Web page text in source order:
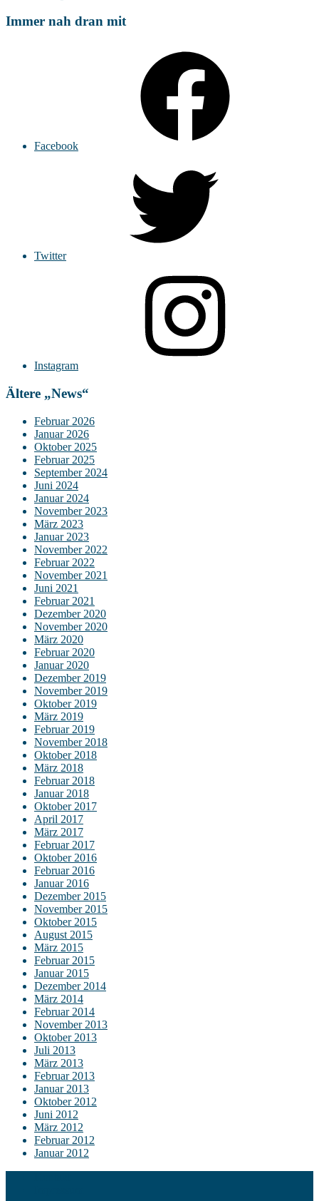
Immer nah dran mit
Facebook
Twitter
Instagram
Ältere „News“
Februar 2026
Januar 2026
Oktober 2025
Februar 2025
September 2024
Juni 2024
Januar 2024
November 2023
März 2023
Januar 2023
November 2022
Februar 2022
November 2021
Juni 2021
Februar 2021
Dezember 2020
November 2020
März 2020
Februar 2020
Januar 2020
Dezember 2019
November 2019
Oktober 2019
März 2019
Februar 2019
November 2018
Oktober 2018
März 2018
Februar 2018
Januar 2018
Oktober 2017
April 2017
März 2017
Februar 2017
Oktober 2016
Februar 2016
Januar 2016
Dezember 2015
November 2015
Oktober 2015
August 2015
März 2015
Februar 2015
Januar 2015
Dezember 2014
März 2014
Februar 2014
November 2013
Oktober 2013
Juli 2013
März 2013
Februar 2013
Januar 2013
Oktober 2012
Juni 2012
März 2012
Februar 2012
Januar 2012